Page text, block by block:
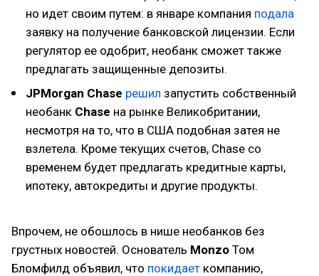
но идет своим путем: в январе компания подала
заявку на получение банковской лицензии. Если
регулятор ее одобрит, необанк сможет также
предлагать защищенные депозиты.
JPMorgan Chase решил запустить собственный
необанк Chase на рынке Великобритании,
несмотря на то, что в США подобная затея не
взлетела. Кроме текущих счетов, Chase со
временем будет предлагать кредитные карты,
ипотеку, автокредиты и другие продукты.
Впрочем, не обошлось в нише необанков без
грустных новостей. Основатель Monzo Том
Бломфилд объявил, что покидает компанию,